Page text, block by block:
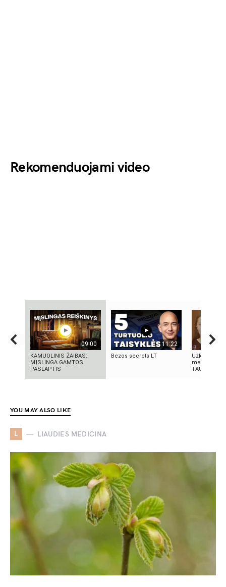
Rekomenduojami video
09:00
KAMUOLINIS ŽAIBAS:
MĮSLINGA GAMTOS
PASLAPTIS
11:22
Bezos secrets LT
Užkritę
makiažo
TAU!!! |
YOU MAY ALSO LIKE
L LIAUDIES MEDICINA